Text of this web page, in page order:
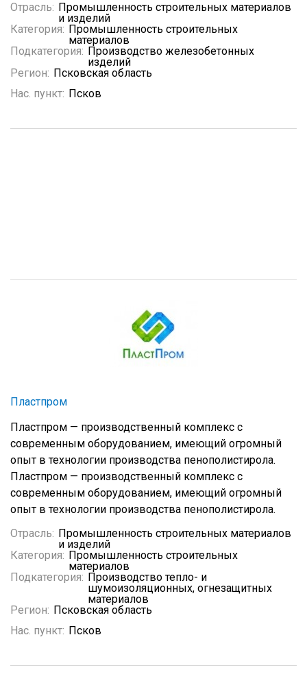
Отрасль: Промышленность строительных материалов
и изделий
Категория: Промышленность строительных
материалов
Подкатегория: Производство железобетонных
изделий
Регион: Псковская область
Нас. пункт: Псков
Пластпром
Пластпром — производственный комплекс с
современным оборудованием, имеющий огромный
опыт в технологии производства пенополистирола.
Пластпром — производственный комплекс с
современным оборудованием, имеющий огромный
опыт в технологии производства пенополистирола.
Отрасль: Промышленность строительных материалов
и изделий
Категория: Промышленность строительных
материалов
Подкатегория: Производство тепло- и
шумоизоляционных, огнезащитных
материалов
Регион: Псковская область
Нас. пункт: Псков